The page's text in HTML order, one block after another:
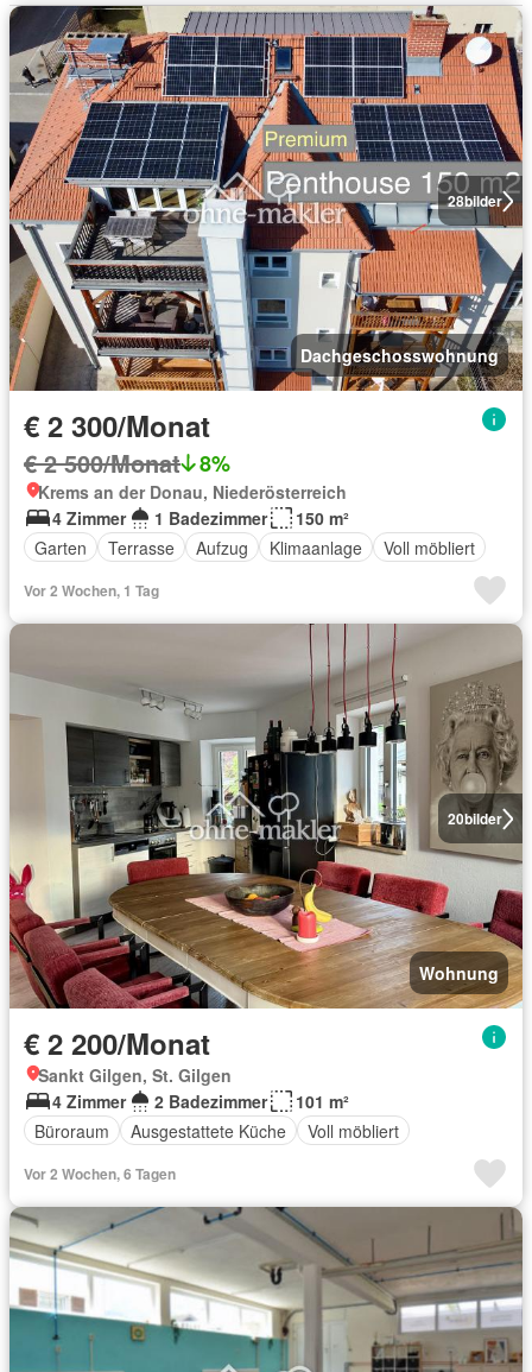
28bilder
Dachgeschosswohnung
€ 2 300/Monat
€ 2 500/Monat 8%
Krems an der Donau, Niederösterreich
4 Zimmer
1 Badezimmer
150 m²
Garten
Terrasse Aufzug Klimaanlage Voll möbliert
Vor 2 Wochen, 1 Tag
20bilder
Wohnung
€ 2 200/Monat
Sankt Gilgen, St. Gilgen
4 Zimmer
2 Badezimmer
101 m²
Büroraum
Ausgestattete Küche Voll möbliert
Vor 2 Wochen, 6 Tagen